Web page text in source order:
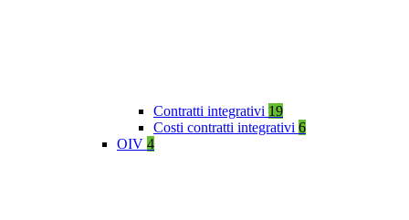
Contratti integrativi 19
Costi contratti integrativi 6
OIV 4